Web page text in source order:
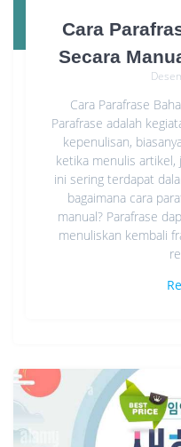
Cara
Secara
Cara Parafrase
Parafrase adalah
kepenulisan,
ketika menulis artikel,
ini sering terdapat
bagaimana cara
manual? Parafrase
menuliskan kembali